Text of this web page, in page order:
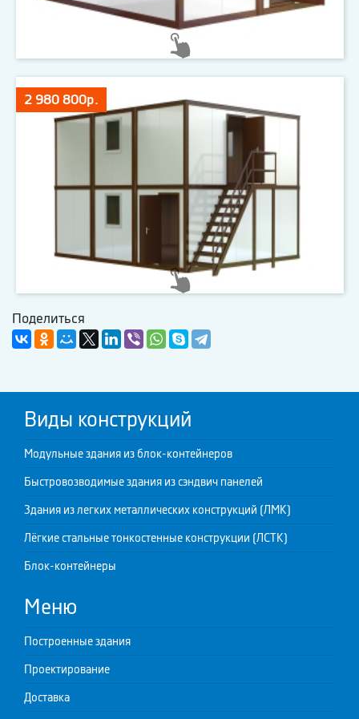
2 980 800р.
Поделиться
Виды конструкций
Модульные здания из блок-контейнеров
Быстровозводимые здания из сэндвич панелей
Здания из легких металлических конструкций (ЛМК)
Лёгкие стальные тонкостенные конструкции (ЛСТК)
Блок-контейнеры
Меню
Построенные здания
Проектирование
Доставка